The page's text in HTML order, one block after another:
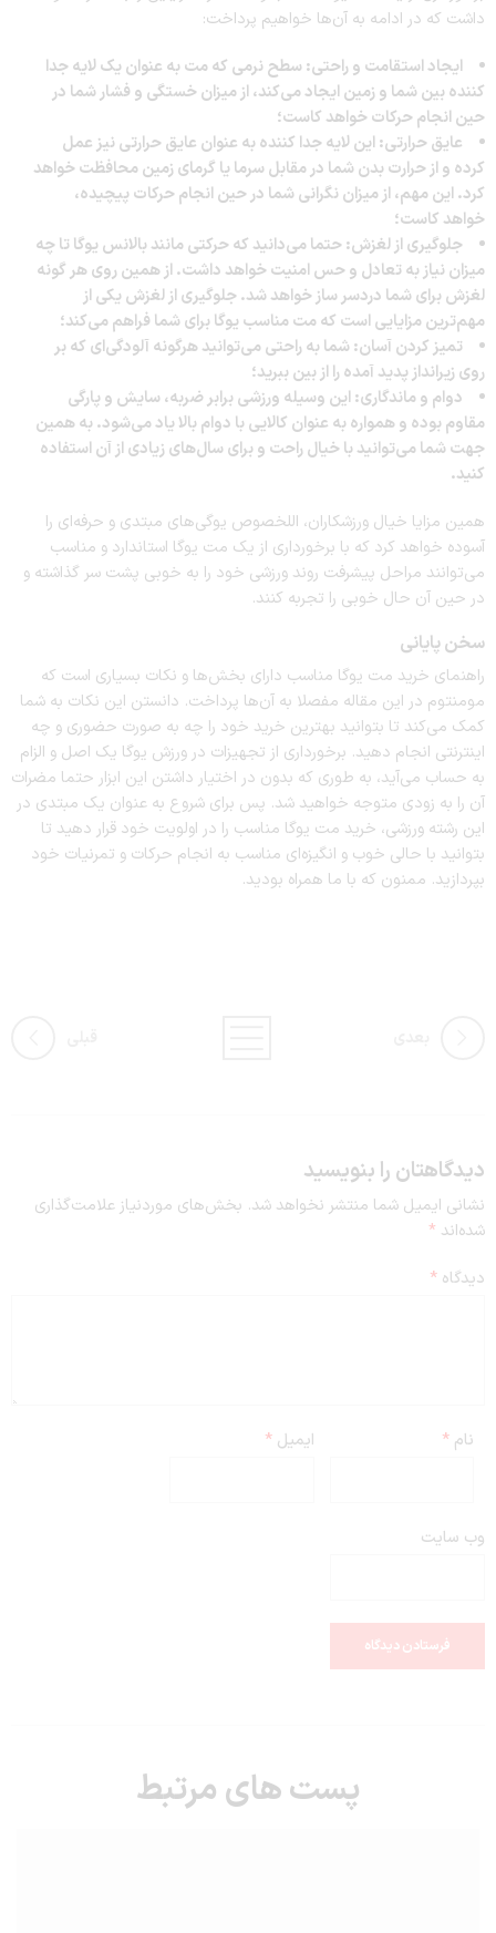
داشت که در ادامه به آن‌ها خواهیم پرداخت:
ایجاد استقامت و راحتی: سطح نرمی که مت به عنوان یک لایه جدا
کننده بین شما و زمین ایجاد می‌کند، از میزان خستگی و فشار شما در
حین انجام حرکات خواهد کاست؛
عایق حرارتی: این لایه جدا کننده به عنوان عایق حرارتی نیز عمل
کرده و از حرارت بدن شما در مقابل سرما یا گرمای زمین محافظت خواهد
کرد. این مهم، از میزان نگرانی شما در حین انجام حرکات پیچیده،
خواهد کاست؛
جلوگیری از لغزش: حتما می‌دانید که حرکتی مانند بالانس یوگا تا چه
میزان نیاز به تعادل و حس امنیت خواهد داشت. از همین روی هر گونه
لغزش برای شما دردسر ساز خواهد شد. جلوگیری از لغزش یکی از
مهم‌ترین مزایایی است که مت مناسب یوگا برای شما فراهم می‌کند؛
تمیز کردن آسان: شما به راحتی می‌توانید هرگونه آلودگی‌ای که بر
روی زیرانداز پدید آمده را از بین ببرید؛
دوام و ماندگاری: این وسیله ورزشی برابر ضربه، سایش و پارگی
مقاوم بوده و همواره به عنوان کالایی با دوام بالا یاد می‌شود. به همین
جهت شما می‌توانید با خیال راحت و برای سال‌های زیادی از آن استفاده
کنید.
همین مزایا خیال ورزشکاران، اللخصوص یوگی‌های مبتدی و حرفه‌ای را
آسوده خواهد کرد که با برخورداری از یک مت یوگا استاندارد و مناسب
می‌توانند مراحل پیشرفت روند ورزشی خود را به خوبی پشت سر گذاشته و
در حین آن حال خوبی را تجربه کنند.
سخن پایانی
راهنمای خرید مت یوگا مناسب دارای بخش‌ها و نکات بسیاری است که
مومنتوم در این مقاله مفصلا به آن‌ها پرداخت. دانستن این نکات به شما
کمک می‌کند تا بتوانید بهترین خرید خود را چه به صورت حضوری و چه
اینترنتی انجام دهید. برخورداری از تجهیزات در ورزش یوگا یک اصل و الزام
به حساب می‌آید، به طوری که بدون در اختیار داشتن این ابزار حتما مضرات
آن را به زودی متوجه خواهید شد. پس برای شروع به عنوان یک مبتدی در
این رشته ورزشی، خرید مت یوگا مناسب را در اولویت خود قرار دهید تا
بتوانید با حالی خوب و انگیزه‌ای مناسب به انجام حرکات و تمرنیات خود
بپردازید. ممنون که با ما همراه بودید.
دیدگاهتان را بنویسید
نشانی ایمیل شما منتشر نخواهد شد. بخش‌های موردنیاز علامت‌گذاری
شده‌اند *
دیدگاه *
نام * ایمیل*
وب‌ سایت
پست های مرتبط